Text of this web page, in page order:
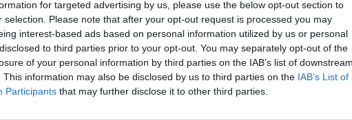
for targeted advertising by us, please use the below opt-out section to
selection. Please note that after your opt-out request is processed you may
interest-based ads based on personal information utilized by us or personal
to third parties prior to your opt-out. You may separately opt-out of the
of your personal information by third parties on the IAB’s list of downstream
This information may also be disclosed by us to third parties on the IAB’s List of
Participants that may further disclose it to other third parties.
a